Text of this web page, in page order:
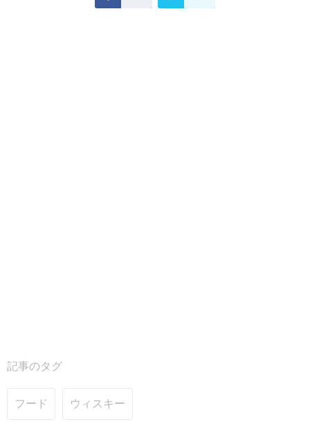
記事のタグ
フード ウィスキー